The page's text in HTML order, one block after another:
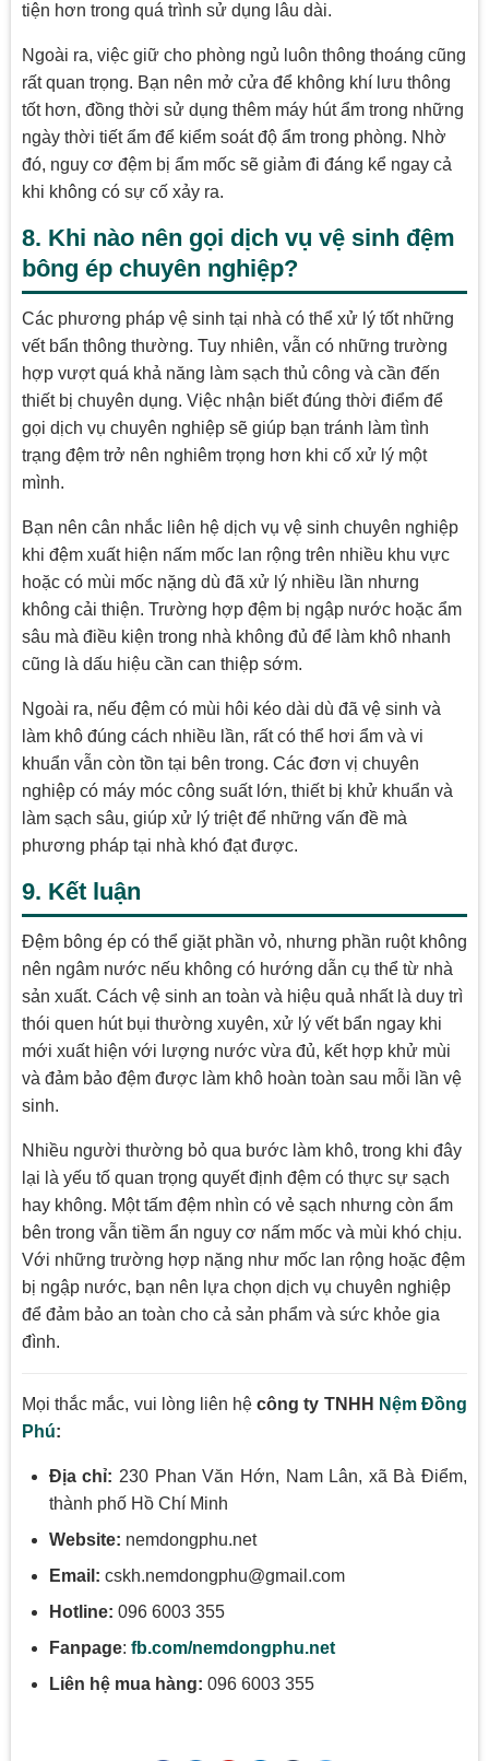
tiện hơn trong quá trình sử dụng lâu dài.
Ngoài ra, việc giữ cho phòng ngủ luôn thông thoáng cũng
rất quan trọng. Bạn nên mở cửa để không khí lưu thông
tốt hơn, đồng thời sử dụng thêm máy hút ẩm trong những
ngày thời tiết ẩm để kiểm soát độ ẩm trong phòng. Nhờ
đó, nguy cơ đệm bị ẩm mốc sẽ giảm đi đáng kể ngay cả
khi không có sự cố xảy ra.
8. Khi nào nên gọi dịch vụ vệ sinh đệm
bông ép chuyên nghiệp?
Các phương pháp vệ sinh tại nhà có thể xử lý tốt những
vết bẩn thông thường. Tuy nhiên, vẫn có những trường
hợp vượt quá khả năng làm sạch thủ công và cần đến
thiết bị chuyên dụng. Việc nhận biết đúng thời điểm để
gọi dịch vụ chuyên nghiệp sẽ giúp bạn tránh làm tình
trạng đệm trở nên nghiêm trọng hơn khi cố xử lý một
mình.
Bạn nên cân nhắc liên hệ dịch vụ vệ sinh chuyên nghiệp
khi đệm xuất hiện nấm mốc lan rộng trên nhiều khu vực
hoặc có mùi mốc nặng dù đã xử lý nhiều lần nhưng
không cải thiện. Trường hợp đệm bị ngập nước hoặc ẩm
sâu mà điều kiện trong nhà không đủ để làm khô nhanh
cũng là dấu hiệu cần can thiệp sớm.
Ngoài ra, nếu đệm có mùi hôi kéo dài dù đã vệ sinh và
làm khô đúng cách nhiều lần, rất có thể hơi ẩm và vi
khuẩn vẫn còn tồn tại bên trong. Các đơn vị chuyên
nghiệp có máy móc công suất lớn, thiết bị khử khuẩn và
làm sạch sâu, giúp xử lý triệt để những vấn đề mà
phương pháp tại nhà khó đạt được.
9. Kết luận
Đệm bông ép có thể giặt phần vỏ, nhưng phần ruột không
nên ngâm nước nếu không có hướng dẫn cụ thể từ nhà
sản xuất. Cách vệ sinh an toàn và hiệu quả nhất là duy trì
thói quen hút bụi thường xuyên, xử lý vết bẩn ngay khi
mới xuất hiện với lượng nước vừa đủ, kết hợp khử mùi
và đảm bảo đệm được làm khô hoàn toàn sau mỗi lần vệ
sinh.
Nhiều người thường bỏ qua bước làm khô, trong khi đây
lại là yếu tố quan trọng quyết định đệm có thực sự sạch
hay không. Một tấm đệm nhìn có vẻ sạch nhưng còn ẩm
bên trong vẫn tiềm ẩn nguy cơ nấm mốc và mùi khó chịu.
Với những trường hợp nặng như mốc lan rộng hoặc đệm
bị ngập nước, bạn nên lựa chọn dịch vụ chuyên nghiệp
để đảm bảo an toàn cho cả sản phẩm và sức khỏe gia
đình.
Mọi thắc mắc, vui lòng liên hệcông ty TNHH Nệm Đồng
Phú:
Địa chỉ: 230 Phan Văn Hớn, Nam Lân, xã Bà Điểm,
thành phố Hồ Chí Minh
Website: nemdongphu.net
Email: cskh.nemdongphu@gmail.com
Hotline: 096 6003 355
Fanpage: fb.com/nemdongphu.net
Liên hệ mua hàng: 096 6003 355